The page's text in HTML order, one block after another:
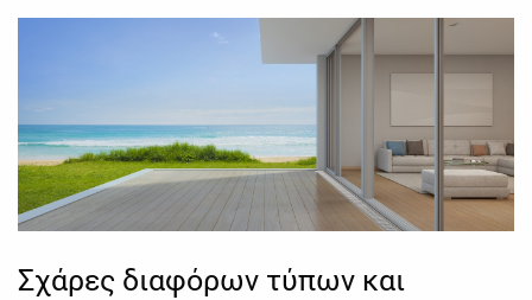
Σχάρες διαφόρων τύπων και